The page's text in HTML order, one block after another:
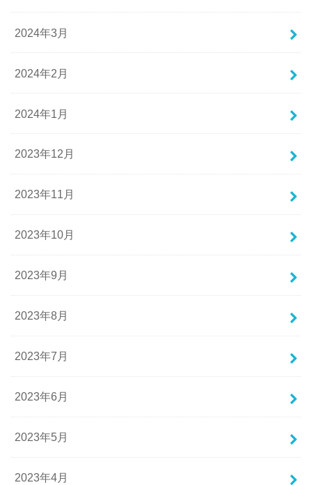
2024年3月
2024年2月
2024年1月
2023年12月
2023年11月
2023年10月
2023年9月
2023年8月
2023年7月
2023年6月
2023年5月
2023年4月